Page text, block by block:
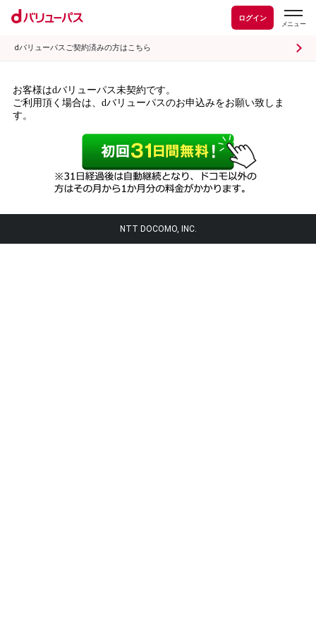
ログイン
dバリューパスご契約済みの方はこちら
お客様はdバリューパス未契約です。
ご利用頂く場合は、dバリューパスのお申込みをお願い致しま
す。
NTT DOCOMO, INC.